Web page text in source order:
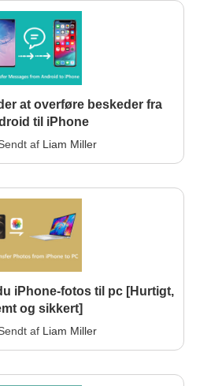
at overføre beskeder fra
til iPhone
af Liam Miller
iPhone-fotos til pc [Hurtigt,
og sikkert]
af Liam Miller